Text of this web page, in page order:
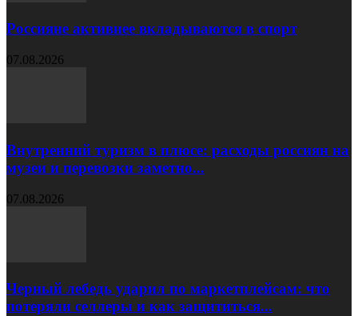
Россияне активнее вкладываются в спорт
07.08.2026
Внутренний туризм в плюсе: расходы россиян на
музеи и перевозки заметно...
07.08.2026
Черный лебедь ударил по маркетплейсам: что
потеряли селлеры и как защититься...